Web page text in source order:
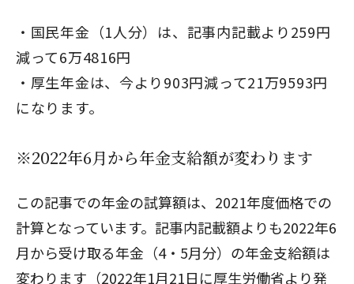
国民年金（1人分）は、記事内記載より259円
減って6万4816円
厚生年金は、今より903円減って21万9593円
になります。
※2022年6月から年金支給額が変わります
この記事での年金の試算額は、2021年度価格での
計算となっています。記事内記載額よりも2022年6
月から受け取る年金（4・5月分）の年金支給額は
変わります（2022年1月21日に厚生労働省より発